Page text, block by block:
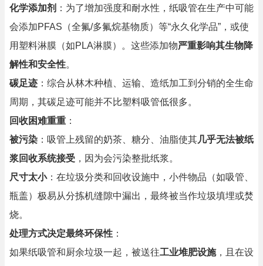
化学添加剂 ：为了增加强度和耐水性，纸吸管在生产中可能
会添加PFAS（全氟/多氟烷基物质）等“永久化学品”，或使
用塑料淋膜（如PLA淋膜）。这些添加物严重影响其生物降
解性和安全性。
碳足迹 ：综合从林木种植、运输、造纸加工到分销的全生命
周期，其碳足迹可能并不比塑料吸管低很多。
回收困难重重 ：
被污染 ：吸管上残留的奶茶、糖分、油脂使其几乎无法被纸
浆回收系统接受 ，因为会污染整批纸浆。
尺寸太小：在垃圾分类和回收设施中，小件物品（如吸管、
瓶盖）极易从分拣机缝隙中漏出，最终被当作垃圾填埋或焚
烧。
处理方式决定最终环保性 ：
如果纸吸管和厨余垃圾一起，被送往工业堆肥设施，且在设